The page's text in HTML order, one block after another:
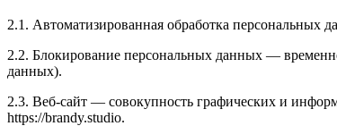
2.1. Автоматизированная обработка
2.2. Блокирование персональных данных —
данных).
2.3. Веб-сайт — совокупность графических и
https://brandy.studio.